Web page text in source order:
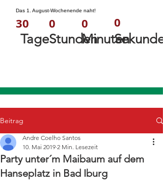
Das 1. August-Wochenende naht!
30
Tage
0
Stunden
0
Minuten
0
Beitrag
Party unter´m Maibaum auf dem
Hanseplatz in Bad Iburg
Andre Coelho Santos
10. Mai 2019 2 Min. Lesezeit